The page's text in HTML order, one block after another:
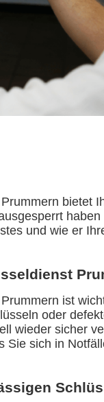
bietet
und wie er
ist
oder
wieder sicher
Sie sich in